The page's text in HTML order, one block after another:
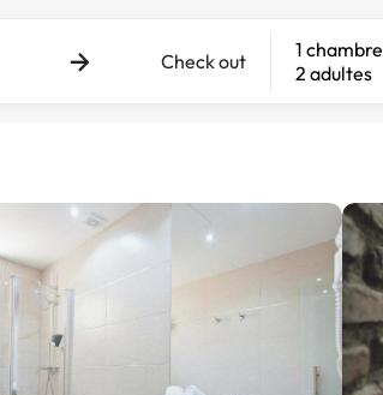
Check out
1 chambre
2 adultes